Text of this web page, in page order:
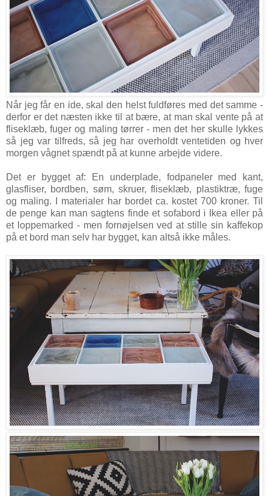
Når jeg får en ide, skal den helst fuldføres med det samme -
derfor er det næsten ikke til at bære, at man skal vente på at
fliseklæb, fuger og maling tørrer - men det her skulle lykkes
så jeg var tilfreds, så jeg har overholdt ventetiden og hver
morgen vågnet spændt på at kunne arbejde videre.
Det er bygget af: En underplade, fodpaneler med kant,
glasfliser, bordben, søm, skruer, fliseklæb, plastiktræ, fuge
og maling. I materialer har bordet ca. kostet 700 kroner. Til
de penge kan man sagtens finde et sofabord i Ikea eller på
et loppemarked - men fornøjelsen ved at stille sin kaffekop
på et bord man selv har bygget, kan altså ikke måles.